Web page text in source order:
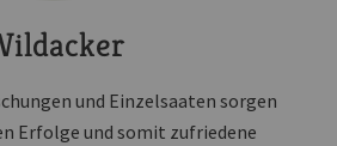
und Einzelsaaten sorgen
Erfolge und somit zufriedene